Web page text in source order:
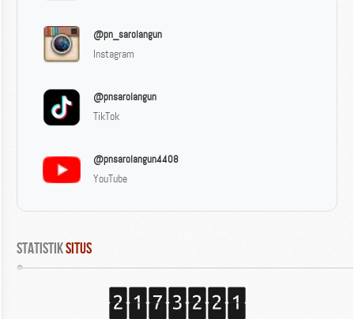
@pn_sarolangun
Instagram
@pnsarolangun
TikTok
@pnsarolangun4408
YouTube
Statistik Situs